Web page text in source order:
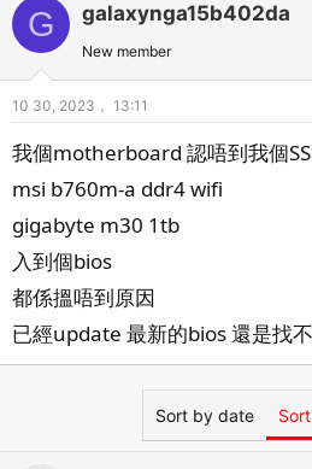
發
人
時
G galaxynga15b402da
New member
10 30, 2023， 13:11
我個motherboard 認唔到我個
msi b760m-a ddr4 wifi
gigabyte m30 1tb
入到個bios
都係搵唔到原因
已經update 最新的bios 還是找
Sort by date